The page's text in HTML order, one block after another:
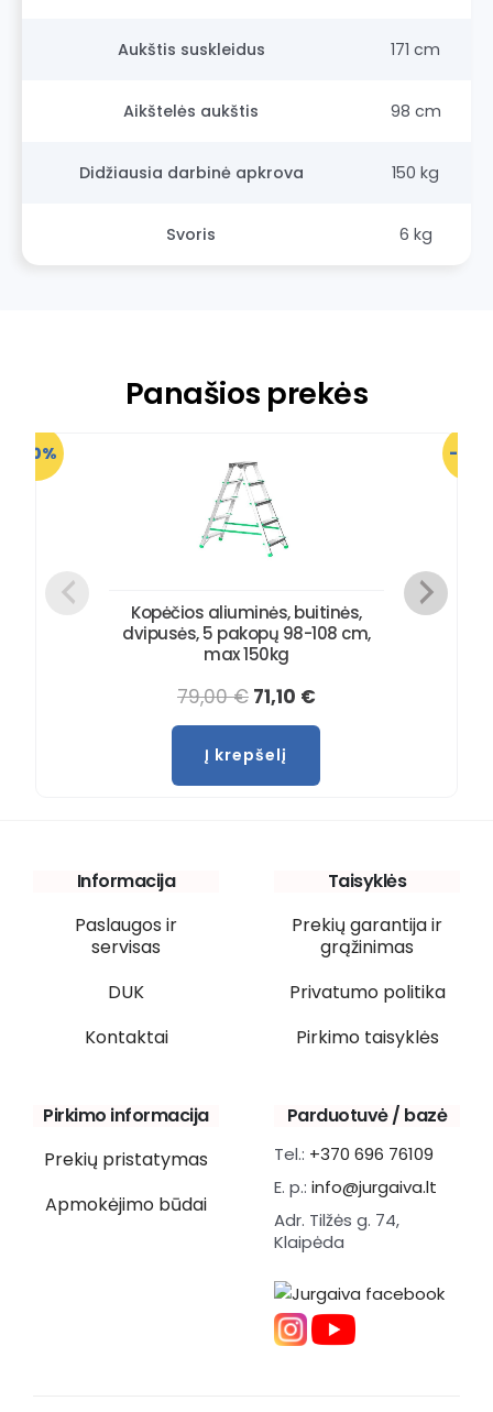
Aukštis suskleidus 171 cm
Aikštelės aukštis 98 cm
Didžiausia darbinė apkrova 150 kg
Svoris 6 kg
Panašios prekės
-10%
Kopėčios aliuminės, buitinės,
dvipusės, 5 pakopų 98-108 cm,
max 150kg
79,00€ 71,10 €
Į krepšelį
-10%
Informacija
Paslaugos ir
servisas
DUK
Kontaktai
Taisyklės
Prekių garantija ir
grąžinimas
Privatumo politika
Pirkimo taisyklės
Pirkimo informacija
Prekių pristatymas
Apmokėjimo būdai
Parduotuvė / bazė
Tel.: +370 696 76109
E. p.: info@jurgaiva.lt
Adr. Tilžės g. 74,
Klaipėda